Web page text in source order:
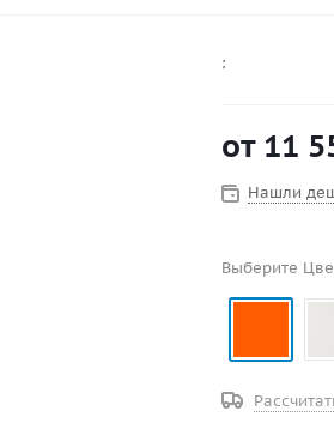
:
от 11
Нашли
Выберите